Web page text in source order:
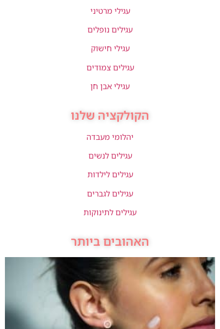
עגילי מרטיני
עגילים נופלים
עגילי חישוק
עגילים צמודים
עגילי אבן חן
הקולקציה שלנו
יהלומי מעבדה
עגילים לנשים
עגילים לילדות
עגילים לגברים
עגילים לתינוקות
האהובים ביותר